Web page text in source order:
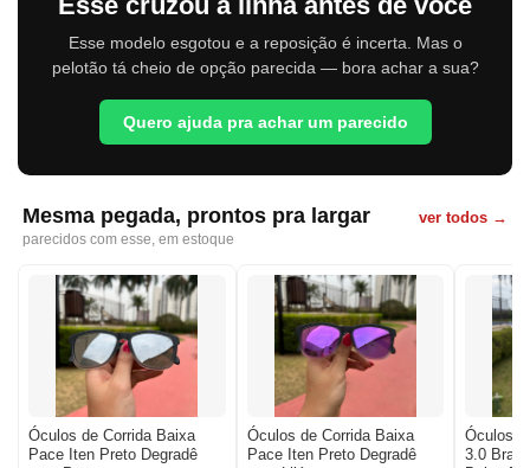
Esse modelo esgotou e a reposição é incerta. Mas o
pelotão tá cheio de opção parecida — bora achar a sua?
Quero ajuda pra achar um parecido
Mesma pegada, prontos pra largar
parecidos com esse, em estoque
ver todos →
Óculos de Corrida Baixa
Pace Iten Preto Degradê
Óculos de Corrida Baixa
Pace Iten Preto Degradê
Óculos
3.0